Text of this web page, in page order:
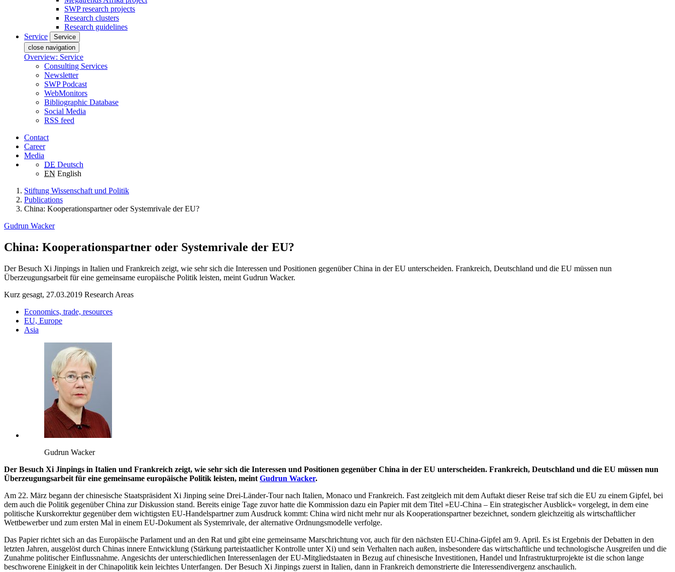
SWP research projects
Research clusters
Research guidelines
Service
Service
close navigation
Overview: Service
Consulting Services
Newsletter
SWP Podcast
WebMonitors
Bibliographic Database
Social Media
RSS feed
Contact
Career
Media
DE Deutsch
EN English
Stiftung Wissenschaft und Politik
Publications
China: Kooperationspartner oder Systemrivale der EU?
Gudrun Wacker
China: Kooperationspartner oder Systemrivale der EU?
Der Besuch Xi Jinpings in Italien und Frankreich zeigt, wie sehr sich die Interessen und Positionen gegenüber China in der EU unterscheiden. Frankreich, Deutschland und die EU müssen nun
Überzeugungsarbeit für eine gemeinsame europäische Politik leisten, meint Gudrun Wacker.
Kurz gesagt, 27.03.2019 Research Areas
Economics, trade, resources
EU, Europe
Asia
Gudrun Wacker
Der Besuch Xi Jinpings in Italien und Frankreich zeigt, wie sehr sich die Interessen und Positionen gegenüber China in der EU unterscheiden. Frankreich, Deutschland und die EU müssen nun
Überzeugungsarbeit für eine gemeinsame europäische Politik leisten, meint Gudrun Wacker.
Am 22. März begann der chinesische Staatspräsident Xi Jinping seine Drei-Länder-Tour nach Italien, Monaco und Frankreich. Fast zeitgleich mit dem Auftakt dieser Reise traf sich die EU zu einem Gipfel, bei
dem auch die Politik gegenüber China zur Diskussion stand. Bereits einige Tage zuvor hatte die Kommission dazu ein Papier mit dem Titel »EU-China – Ein strategischer Ausblick« vorgelegt, in dem eine
politische Kurskorrektur gegenüber dem wichtigsten EU-Handelspartner zum Ausdruck kommt: China wird nicht mehr nur als Kooperationspartner bezeichnet, sondern gleichzeitig als wirtschaftlicher
Wettbewerber und zum ersten Mal in einem EU-Dokument als Systemrivale, der alternative Ordnungsmodelle verfolge.
Das Papier richtet sich an das Europäische Parlament und an den Rat und gibt eine gemeinsame Marschrichtung vor, auch für den nächsten EU-China-Gipfel am 9. April. Es ist Ergebnis der Debatten in den
letzten Jahren, ausgelöst durch Chinas innere Entwicklung (Stärkung parteistaatlicher Kontrolle unter Xi) und sein Verhalten nach außen, insbesondere das wirtschaftliche und technologische Ausgreifen und die
Zunahme politischer Einflussnahme. Angesichts der unterschiedlichen Interessenlagen der EU-Mitgliedstaaten in Bezug auf chinesische Investitionen, Handel und Infrastrukturprojekte ist die schon lange
beschworene Einigkeit in der Chinapolitik kein leichtes Unterfangen. Der Besuch Xi Jinpings zuerst in Italien, dann in Frankreich demonstrierte die Interessendivergenz anschaulich.